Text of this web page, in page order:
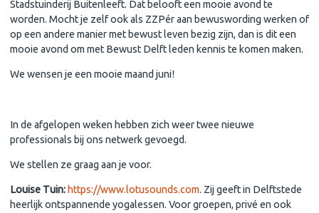
Stadstuinderij Buitenleeft. Dat belooft een mooie avond te
worden. Mocht je zelf ook als ZZPér aan bewuswording werken of
op een andere manier met bewust leven bezig zijn, dan is dit een
mooie avond om met Bewust Delft leden kennis te komen maken.
We wensen je een mooie maand juni!
In de afgelopen weken hebben zich weer twee nieuwe
professionals bij ons netwerk gevoegd.
We stellen ze graag aan je voor.
Louise Tuin: https://www.lotusounds.com. Zij geeft in Delftstede
heerlijk ontspannende yogalessen. Voor groepen, privé en ook